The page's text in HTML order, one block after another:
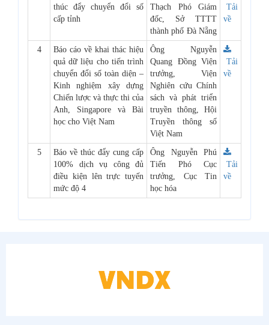
thúc đẩy chuyển đổi số
cấp tỉnh
Thạch Phó Giám
đốc, Sở TTTT
thành phố Đà Nẵng
Tải
về
4
Báo cáo về khai thác hiệu
quả dữ liệu cho tiến trình
chuyển đổi số toàn diện –
Kinh nghiệm xây dựng
Chiến lược và thực thi của
Anh, Singapore và Bài
học cho Việt Nam
Ông Nguyễn
Quang Đồng Viện
trưởng, Viện
Nghiên cứu Chính
sách và phát triển
truyền thông, Hội
Truyền thông số
Việt Nam
Tải
về
5
Báo về thúc đẩy cung cấp
100% dịch vụ công đủ
điều kiện lên trực tuyến
mức độ 4
Ông Nguyễn Phú
Tiến Phó Cục
trưởng, Cục Tin
học hóa
Tải
về